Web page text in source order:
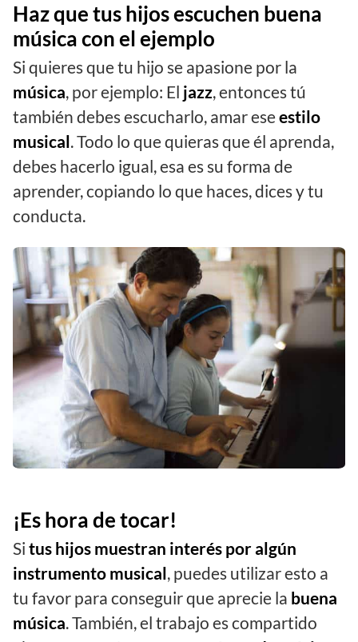
Haz que tus hijos escuchen buena
música con el ejemplo
Si quieres que tu hijo se apasione por la
música, por ejemplo: El jazz, entonces tú
también debes escucharlo, amar eseestilo
musical. Todo lo que quieras que él aprenda,
debes hacerlo igual, esa es su forma de
aprender, copiando lo que haces, dices y tu
conducta.
¡Es hora de tocar!
Si tus hijos muestran interés por algún
instrumento musical, puedes utilizar esto a
tu favor para conseguir que aprecie la buena
música. También, el trabajo es compartido